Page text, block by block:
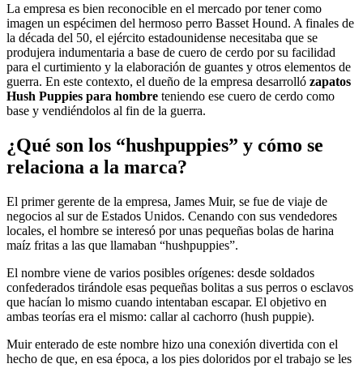
La empresa es bien reconocible en el mercado por tener como
imagen un espécimen del hermoso perro Basset Hound. A finales de
la década del 50, el ejército estadounidense necesitaba que se
produjera indumentaria a base de cuero de cerdo por su facilidad
para el curtimiento y la elaboración de guantes y otros elementos de
guerra. En este contexto, el dueño de la empresa desarrolló zapatos
Hush Puppies para hombre teniendo ese cuero de cerdo como
base y vendiéndolos al fin de la guerra.
¿Qué son los “hushpuppies” y cómo se
relaciona a la marca?
El primer gerente de la empresa, James Muir, se fue de viaje de
negocios al sur de Estados Unidos. Cenando con sus vendedores
locales, el hombre se interesó por unas pequeñas bolas de harina
maíz fritas a las que llamaban “hushpuppies”.
El nombre viene de varios posibles orígenes: desde soldados
confederados tirándole esas pequeñas bolitas a sus perros o esclavos
que hacían lo mismo cuando intentaban escapar. El objetivo en
ambas teorías era el mismo: callar al cachorro (hush puppie).
Muir enterado de este nombre hizo una conexión divertida con el
hecho de que, en esa época, a los pies doloridos por el trabajo se les